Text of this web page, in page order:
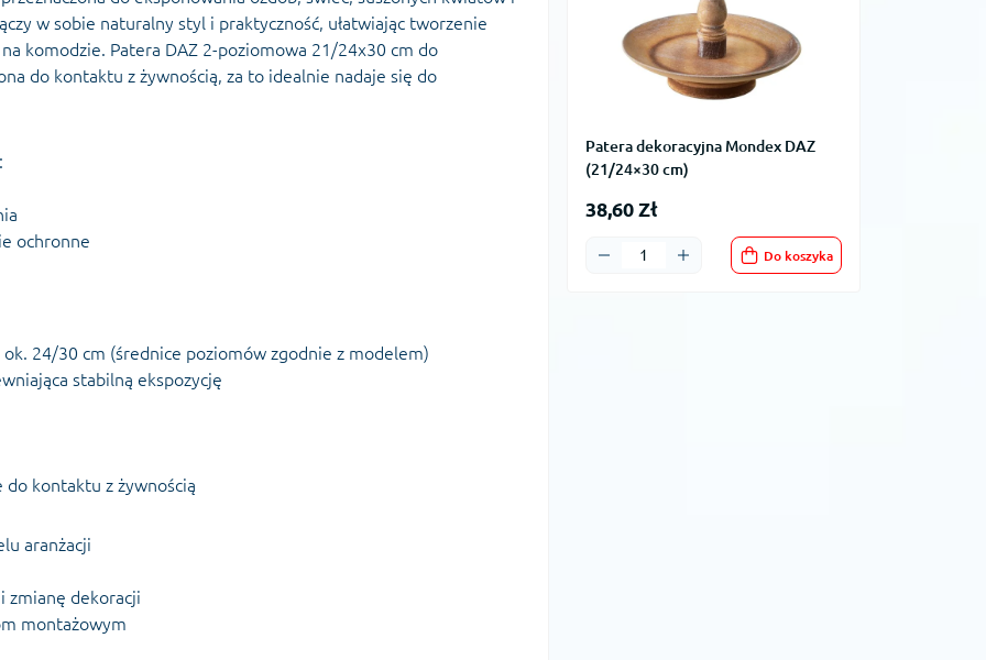
Patera dekoracyjna Mondex DAZ
(21/24×30 cm)
38,60 Zł
Do koszyka
w sobie naturalny styl i praktyczność, ułatwiając tworzenie
komodzie. Patera DAZ 2-poziomowa 21/24x30 cm do
do kontaktu z żywnością, za to idealnie nadaje się do
ochronne
24/30 cm (średnice poziomów zgodnie z modelem)
stabilną ekspozycję
kontaktu z żywnością
aranżacji
zmianę dekoracji
montażowym